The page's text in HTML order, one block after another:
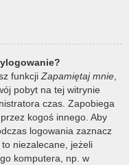
funkcji Zapamiętaj mnie
pobyt na tej witrynie
czas. Zapobiega
kogoś innego. Aby
logowania zaznacz
to niezalecane, jeżeli
komputera, np. w